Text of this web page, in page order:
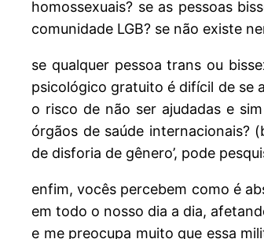
homossexuais? se as pessoas
comunidade LGB? se não existe
se qualquer pessoa trans ou
psicológico gratuito é difícil de se
o risco de não ser ajudadas e
órgãos de saúde internacionais?
de disforia de gênero’, pode
enfim, vocês percebem como é
em todo o nosso dia a dia,
e me preocupa muito que essa